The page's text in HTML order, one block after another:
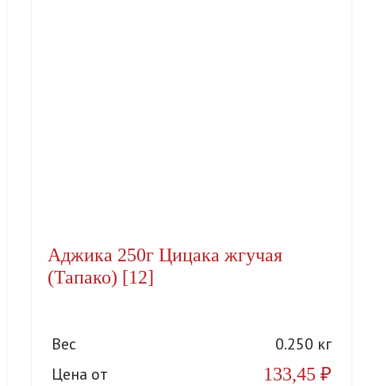
Аджика 250г Цицака жгучая
(Тапако) [12]
Вес
0.250 кг
Цена от
133,45 ₽